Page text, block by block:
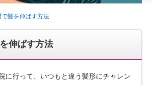
で髪を伸ばす方法
伸ばす方法
に行って、いつもと違う髪形にチャレン